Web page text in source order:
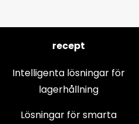
recept
Intelligenta lösningar för
lagerhållning
Lösningar för smarta